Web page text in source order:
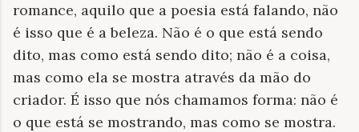
romance, aquilo que a poesia está falando, não
é isso que é a beleza. Não é o que está sendo
dito, mas como está sendo dito; não é a coisa,
mas como ela se mostra através da mão do
criador. É isso que nós chamamos forma: não é
o que está se mostrando, mas como se mostra.